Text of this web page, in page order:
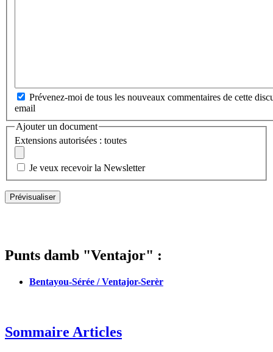
Prévenez-moi de tous les nouveaux commentaires de cette
email
Ajouter un document
Extensions autorisées : toutes
Je veux recevoir la Newsletter
Punts damb "Ventajor" :
Bentayou-Sérée / Ventajor-Serèr
Sommaire Articles